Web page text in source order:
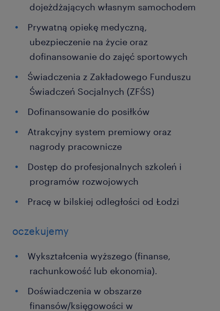
dojeżdżających własnym samochodem
Prywatną opiekę medyczną,
ubezpieczenie na życie oraz
dofinansowanie do zajęć sportowych
Świadczenia z Zakładowego Funduszu
Świadczeń Socjalnych (ZFŚS)
Dofinansowanie do posiłków
Atrakcyjny system premiowy oraz
nagrody pracownicze
Dostęp do profesjonalnych szkoleń i
programów rozwojowych
Pracę w bilskiej odległości od Łodzi
oczekujemy
Wykształcenia wyższego (finanse,
rachunkowość lub ekonomia).
Doświadczenia w obszarze
finansów/księgowości w